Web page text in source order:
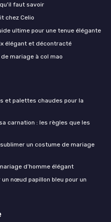
faut savoir
chez Celio
ultime pour une tenue élégante
élégant et décontracté
mariage à col mao
et palettes chaudes pour la
carnation : les règles que les
un costume de mariage
d’homme élégant
nœud papillon bleu pour un